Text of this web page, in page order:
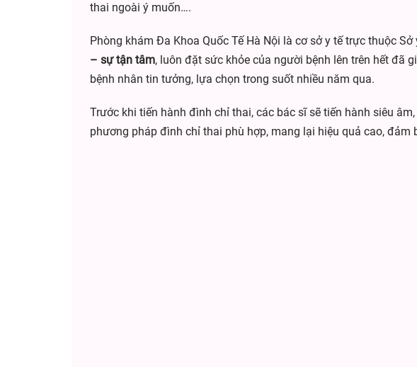
thai ngoài ý muốn….
Phòng khám Đa Khoa Quốc Tế Hà Nội là cơ sở y tế trực thuộc
– sự tận tâm, luôn đặt sức khỏe của người bệnh lên trên hết đã
bệnh nhân tin tưởng, lựa chọn trong suốt nhiều năm qua.
Trước khi tiến hành đình chỉ thai, các bác sĩ sẽ tiến hành siêu
phương pháp đình chỉ thai phù hợp, mang lại hiệu quả cao, đảm